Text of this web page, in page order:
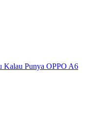
Kalau Punya OPPO A6